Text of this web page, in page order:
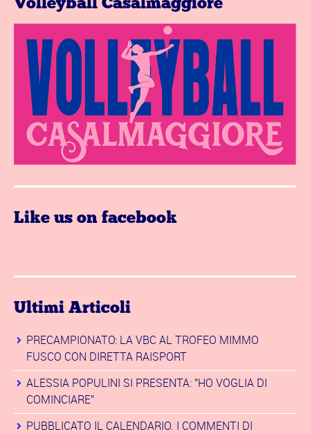
Like us on facebook
Ultimi Articoli
PRECAMPIONATO: LA VBC AL TROFEO MIMMO
FUSCO CON DIRETTA RAISPORT
ALESSIA POPULINI SI PRESENTA: "HO VOGLIA DI
COMINCIARE"
PUBBLICATO IL CALENDARIO. I COMMENTI DI